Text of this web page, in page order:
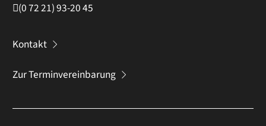
(07221) 93-2045
Kontakt
Zur Terminvereinbarung